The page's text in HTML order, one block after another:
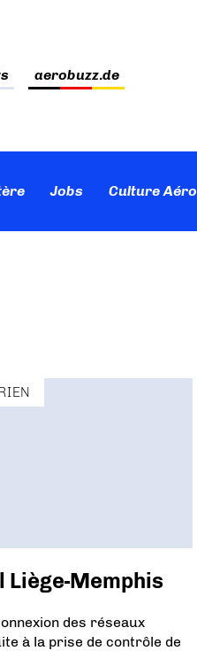
aerobuzz.de
Jobs Culture Aéro
Liège-Memphis
des réseaux
à la prise de contrôle de